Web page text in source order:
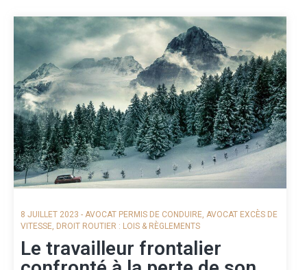
8 JUILLET 2023 - AVOCAT PERMIS DE CONDUIRE, AVOCAT EXCÈS DE
VITESSE, DROIT ROUTIER : LOIS & RÈGLEMENTS
Le travailleur frontalier